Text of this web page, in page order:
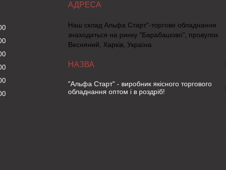
Наш склад Альфа Старт"-торгове обладнання
знаходиться на ринку "Барабашово", провулок
Весняний, Харків, Україна
"Альфа Старт" - виробник якісного торгового
обладнання оптом і в роздріб!